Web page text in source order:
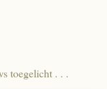
toegelicht . . .